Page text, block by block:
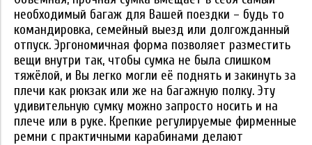
необходимый багаж для Вашей поездки – будь то
командировка, семейный выезд или долгожданный
отпуск. Эргономичная форма позволяет разместить
вещи внутри так, чтобы сумка не была слишком
тяжёлой, и Вы легко могли её поднять и закинуть за
плечи как рюкзак или же на багажную полку. Эту
удивительную сумку можно запросто носить и на
плече или в руке. Крепкие регулируемые фирменные
ремни с практичными карабинами делают